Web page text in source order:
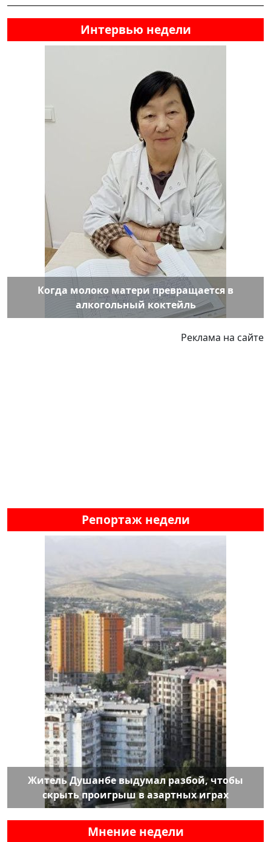
Интервью недели
Когда молоко матери превращается в
алкогольный коктейль
Реклама на сайте
Репортаж недели
Житель Душанбе выдумал разбой, чтобы
скрыть проигрыш в азартных играх
Мнение недели